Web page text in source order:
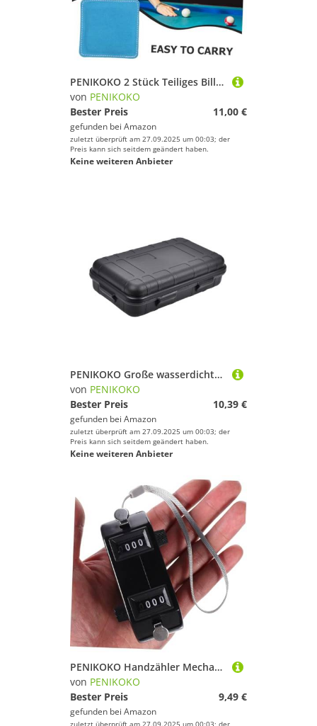
PENIKOKO 2 Stück Teiliges Billard Queues Reinigungstuch aus Weichem Leder Poliertuch für Pool Snooker Queue Entfernt Staub und Öl Langlebiges Cue pflegezubehör für Glatte Spielperformance
von PENIKOKO
Bester Preis
11,00 €
gefunden bei Amazon
zuletzt überprüft am 27.09.2025 um 00:03; der
Preis kann sich seitdem geändert haben.
Keine weiteren Anbieter
PENIKOKO Große wasserdichte Outdoor Survival Box Stoßfest Druckfest Multifunktionale Notfall Aufbewahrungsbox für Werkzeuge Abenteuer Camping Schwarz
von PENIKOKO
Bester Preis
10,39 €
gefunden bei Amazon
zuletzt überprüft am 27.09.2025 um 00:03; der
Preis kann sich seitdem geändert haben.
Keine weiteren Anbieter
PENIKOKO Handzähler Mechanisch Doppelseitig Tragbar Leicht mit Großer Anzeige Zweifache Zählfunktion für Sport Golf Angeln Stricken Kompakter Score Tracker Lap Counter für Outdoor
von PENIKOKO
Bester Preis
9,49 €
gefunden bei Amazon
zuletzt überprüft am 27.09.2025 um 00:03; der